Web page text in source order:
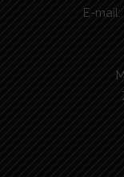
E-mail: